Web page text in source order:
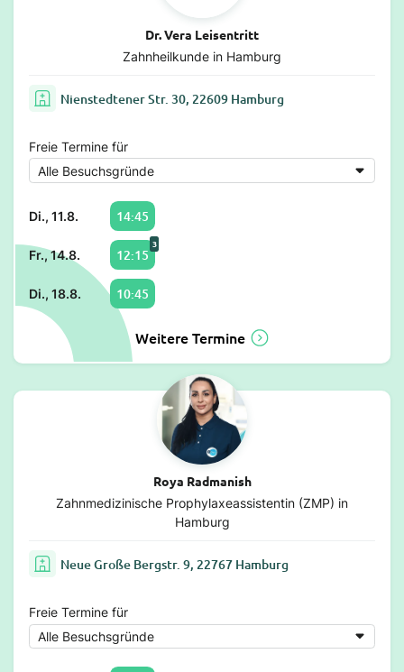
Dr. Vera Leisentritt
Zahnheilkunde in Hamburg
Nienstedtener Str. 30, 22609 Hamburg
Freie Termine für
Di., 11.8. 14:45
Fr., 14.8. 12:15
3
Di., 18.8. 10:45
Weitere Termine
Roya Radmanish
Zahnmedizinische Prophylaxeassistentin (ZMP) in
Hamburg
Neue Große Bergstr. 9, 22767 Hamburg
Freie Termine für